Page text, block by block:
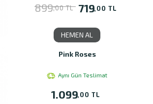
899,00 TL 719,00 TL
HEMEN AL
Pink Roses
Aynı Gün Teslimat
1.099,00 TL